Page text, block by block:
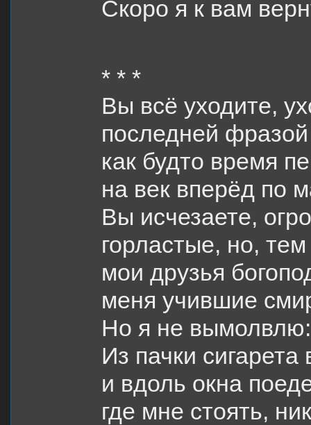
Скоро я к вам
* * *
Вы всё уходите,
последней фразой
как будто время
на век вперёд по
Вы исчезаете,
горластые, но,
мои друзья
меня учившие
Но я не
Из пачки сигарета
и вдоль окна
где мне стоять,